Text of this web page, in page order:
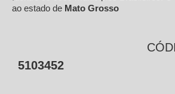
ao estado de Mato Grosso
5103452